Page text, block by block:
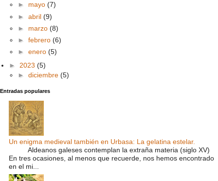
► mayo (7)
► abril (9)
► marzo (8)
► febrero (6)
► enero (5)
► 2023 (5)
► diciembre (5)
Entradas populares
Un enigma medieval también en Urbasa: La gelatina estelar.
Aldeanos galeses contemplan la extraña materia (siglo XV)
En tres ocasiones, al menos que recuerde, nos hemos encontrado
en el mi...